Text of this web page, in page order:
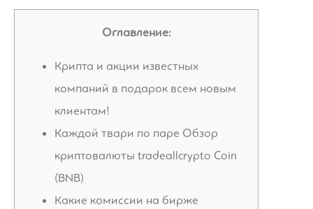
Оглавление:
Крипта и акции известных
компаний в подарок всем новым
клиентам!
Каждой твари по паре Обзор
криптовалюты tradeallcrypto Coin
(BNB)
Какие комиссии на бирже